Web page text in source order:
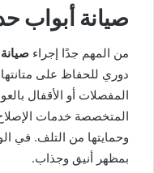
صيانة أبواب
من المهم جدًا إجراء
دوري للحفاظ على
المفصلات أو الأقفال
المتخصصة خدمات الإصلاح
وحمايتها من التلف. في
بمظهر أنيق وجذاب.